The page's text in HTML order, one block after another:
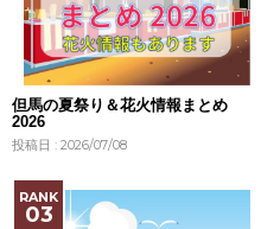
但馬の夏祭り＆花火情報まとめ
2026
投稿日 : 2026/07/08